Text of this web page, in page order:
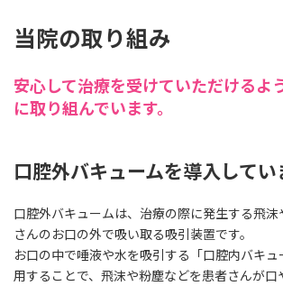
当院の取り組み
安心して治療を受けていただけるよ
に取り組んでいます。
口腔外バキュームを導入してい
口腔外バキュームは、治療の際に発生する飛
さんのお口の外で吸い取る吸引装置です。
お口の中で唾液や水を吸引する「口腔内バキ
用することで、飛沫や粉塵などを患者さんが口